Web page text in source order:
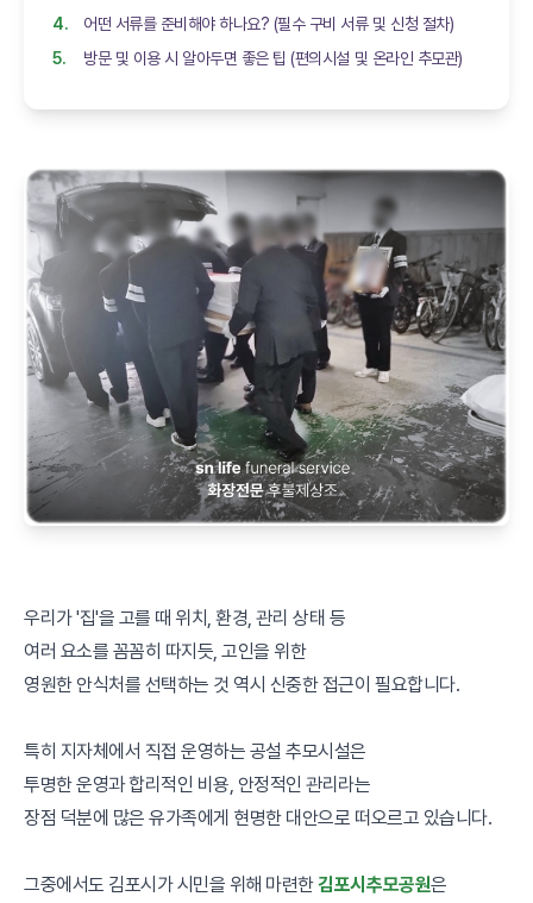
어떤 서류를 준비해야 하나요? (필수 구비 서류 및 신청 절차)
방문 및 이용 시 알아두면 좋은 팁 (편의시설 및 온라인 추모관)
우리가 '집'을 고를 때 위치, 환경, 관리 상태 등
여러 요소를 꼼꼼히 따지듯, 고인을 위한
영원한 안식처를 선택하는 것 역시 신중한 접근이 필요합니다.
특히 지자체에서 직접 운영하는 공설 추모시설은
투명한 운영과 합리적인 비용, 안정적인 관리라는
장점 덕분에 많은 유가족에게 현명한 대안으로 떠오르고 있습니다.
그중에서도 김포시가 시민을 위해 마련한김포시추모공원은